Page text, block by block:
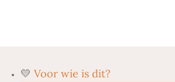
💛 Voor wie is dit?